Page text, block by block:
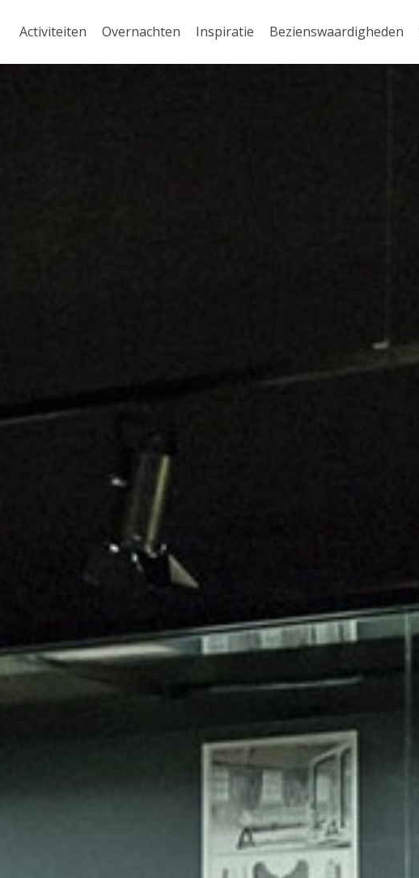
Activiteiten Overnachten Inspiratie Bezienswaardigheden